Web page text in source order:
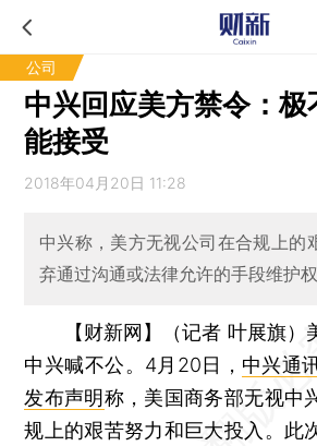
公司
中兴回应美方禁令：极
能接受
2018年04月20日 11:28
中兴称，美方无视公司在合规上的
弃通过沟通或法律允许的手段维护
【财新网】（记者 叶展旗）
中兴喊不公。4月20日， 中兴通
发布声明称，美国商务部无视中
规上的艰苦努力和巨大投入。此